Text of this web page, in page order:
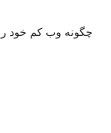
چگونه وب کم خود